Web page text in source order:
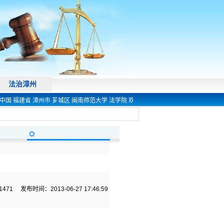
法治漳州
国 福建省 漳州市 芗城区 闽南师范大学 法学院 欢迎您! 电话 0596-2591444 今天是
发布时间：2013-06-27 17:46:59